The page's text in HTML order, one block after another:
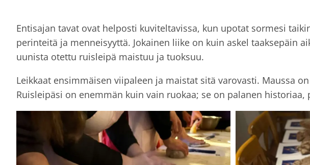
Entisajan tavat ovat helposti kuviteltavissa, kun upotat sormesi
perinteitä ja menneisyyttä. Jokainen liike on kuin askel taaksepäin
uunista otettu ruisleipä maistuu ja tuoksuu.
Leikkaat ensimmäisen viipaleen ja maistat sitä varovasti. Maussa
Ruisleipäsi on enemmän kuin vain ruokaa; se on palanen